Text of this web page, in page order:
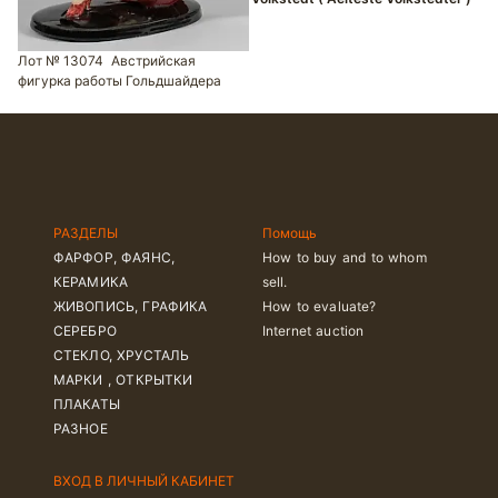
Лот № 13074 Австрийская
фигурка работы Гольдшайдера
РАЗДЕЛЫ
ФАРФОР, ФАЯНС,
КЕРАМИКА
ЖИВОПИСЬ, ГРАФИКА
СЕРЕБРО
СТЕКЛО, ХРУСТАЛЬ
МАРКИ , ОТКРЫТКИ
ПЛАКАТЫ
РАЗНОЕ
Помощь
How to buy and to whom
sell.
How to evaluate?
Internet auction
ВХОД В ЛИЧНЫЙ КАБИНЕТ